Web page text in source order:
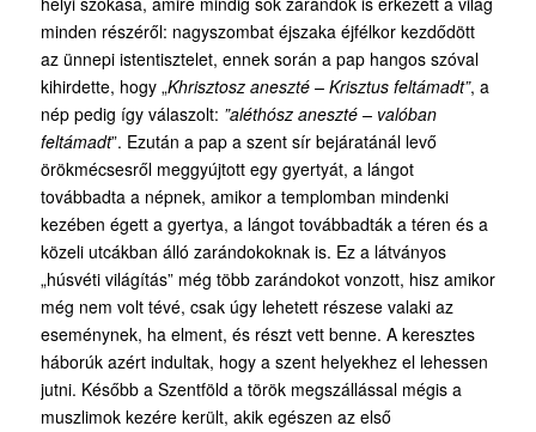
minden részéről: nagyszombat éjszaka éjfélkor kezdődött
az ünnepi istentisztelet, ennek során a pap hangos szóval
kihirdette, hogy „Khrisztosz aneszté – Krisztus feltámadt”, a
nép pedig így válaszolt: ”aléthósz aneszté – valóban
feltámadt”. Ezután a pap a szent sír bejáratánál levő
örökmécsesről meggyújtott egy gyertyát, a lángot
továbbadta a népnek, amikor a templomban mindenki
kezében égett a gyertya, a lángot továbbadták a téren és a
közeli utcákban álló zarándokoknak is. Ez a látványos
„húsvéti világítás” még több zarándokot vonzott, hisz amikor
még nem volt tévé, csak úgy lehetett részese valaki az
eseménynek, ha elment, és részt vett benne. A keresztes
háborúk azért indultak, hogy a szent helyekhez el lehessen
jutni. Később a Szentföld a török megszállással mégis a
muszlimok kezére került, akik egészen az első